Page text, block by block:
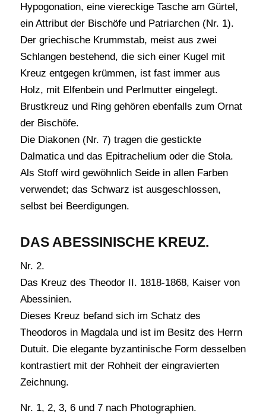
Hypogonation, eine viereckige Tasche am Gürtel,
ein Attribut der Bischöfe und Patriarchen (Nr. 1).
Der griechische Krummstab, meist aus zwei
Schlangen bestehend, die sich einer Kugel mit
Kreuz entgegen krümmen, ist fast immer aus
Holz, mit Elfenbein und Perlmutter eingelegt.
Brustkreuz und Ring gehören ebenfalls zum Ornat
der Bischöfe.
Die Diakonen (Nr. 7) tragen die gestickte
Dalmatica und das Epitrachelium oder die Stola.
Als Stoff wird gewöhnlich Seide in allen Farben
verwendet; das Schwarz ist ausgeschlossen,
selbst bei Beerdigungen.
DAS ABESSINISCHE KREUZ.
Nr. 2.
Das Kreuz des Theodor II. 1818-1868, Kaiser von
Abessinien.
Dieses Kreuz befand sich im Schatz des
Theodoros in Magdala und ist im Besitz des Herrn
Dutuit. Die elegante byzantinische Form desselben
kontrastiert mit der Rohheit der eingravierten
Zeichnung.
Nr. 1, 2, 3, 6 und 7 nach Photographien.